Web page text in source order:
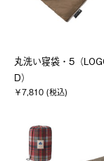
丸洗い寝袋・5（
D）
￥7,810 (税込)